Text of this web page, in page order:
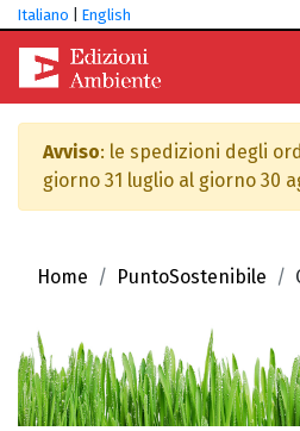
Italiano English
Avviso: le spedizioni degli
giorno 31 luglio al giorno 30
Home PuntoSostenibile